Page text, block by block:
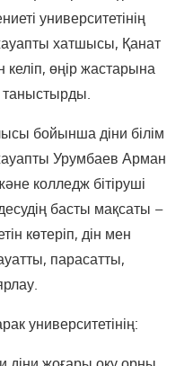
университетінің
хатшысы, Қанат
өңір жастарына
таныстырды.
бойынша діни білім
Урумбаев Арман
колледж бітіруші
басты мақсаты –
көтеріп, дін мен
парасатты,
университетінің: